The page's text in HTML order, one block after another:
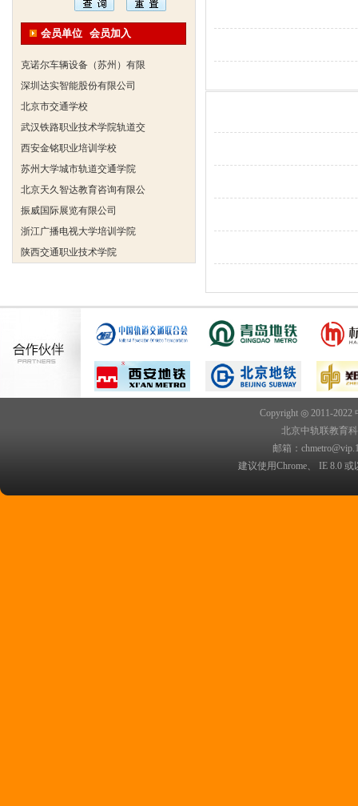
会员单位 会员加入
欧姆龙自动化（中国）有限公
中铁隧道勘测设计院有限公司
西安三资职业学院
达诺巴特集团（中国）
欧姆龙自动化（中国）有限公
中铁隧道勘测设计院有限公司
克诺尔车辆设备（苏州）有限
深圳达实智能股份有限公司
Copyright ◎ 2011-2022
北京中轨联教育
邮箱：
建议使用Chrome、 IE 8.0